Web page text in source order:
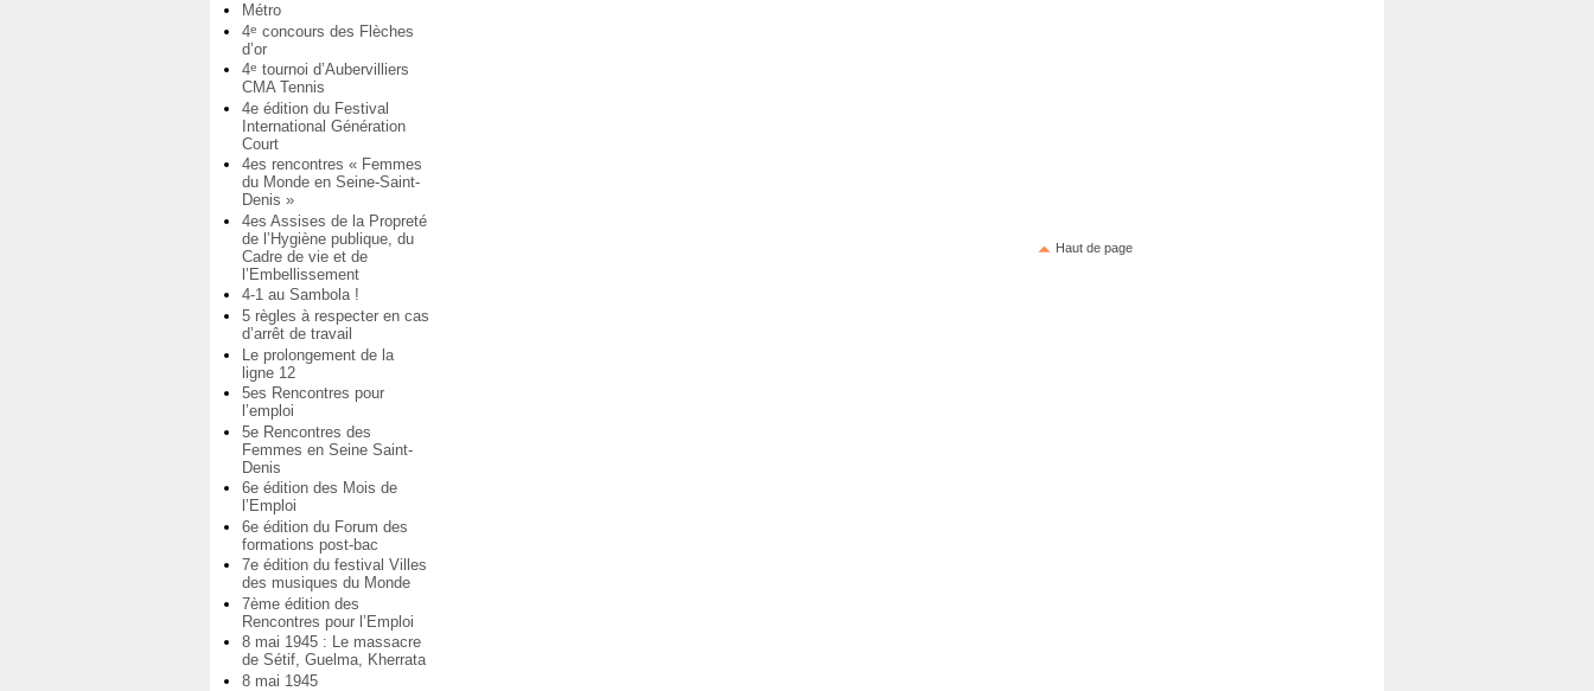
Métro
4e concours des Flèches
d’or
4e tournoi d’Aubervilliers
CMA Tennis
4e édition du Festival
International Génération
Court
4es rencontres « Femmes
du Monde en Seine-Saint-
Denis »
4es Assises de la Propreté
de l’Hygiène publique, du
Cadre de vie et de
l’Embellissement
4-1 au Sambola !
5 règles à respecter en cas
d’arrêt de travail
Le prolongement de la
ligne 12
5es Rencontres pour
l’emploi
5e Rencontres des
Femmes en Seine Saint-
Denis
6e édition des Mois de
l’Emploi
6e édition du Forum des
formations post-bac
7e édition du festival Villes
des musiques du Monde
7ème édition des
Rencontres pour l’Emploi
8 mai 1945 : Le massacre
de Sétif, Guelma, Kherrata
8 mai 1945
Haut de page